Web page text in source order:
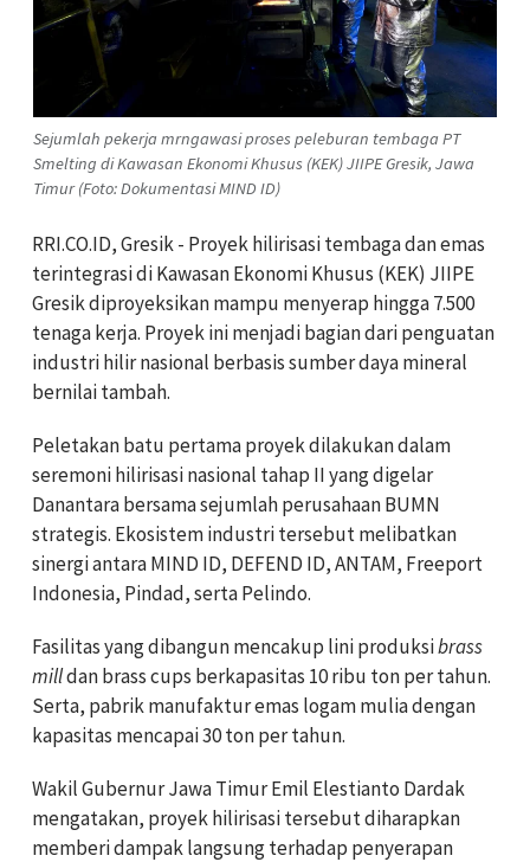
Sejumlah pekerja mrngawasi proses peleburan tembaga PT
Smelting di Kawasan Ekonomi Khusus (KEK) JIIPE Gresik, Jawa
Timur (Foto: Dokumentasi MIND ID)
RRI.CO.ID, Gresik - Proyek hilirisasi tembaga dan emas
terintegrasi di Kawasan Ekonomi Khusus (KEK) JIIPE
Gresik diproyeksikan mampu menyerap hingga 7.500
tenaga kerja. Proyek ini menjadi bagian dari penguatan
industri hilir nasional berbasis sumber daya mineral
bernilai tambah.
Peletakan batu pertama proyek dilakukan dalam
seremoni hilirisasi nasional tahap II yang digelar
Danantara bersama sejumlah perusahaan BUMN
strategis. Ekosistem industri tersebut melibatkan
sinergi antara MIND ID, DEFEND ID, ANTAM, Freeport
Indonesia, Pindad, serta Pelindo.
Fasilitas yang dibangun mencakup lini produksibrass
milldan brass cups berkapasitas 10 ribu ton per tahun.
Serta, pabrik manufaktur emas logam mulia dengan
kapasitas mencapai 30 ton per tahun.
Wakil Gubernur Jawa Timur Emil Elestianto Dardak
mengatakan, proyek hilirisasi tersebut diharapkan
memberi dampak langsung terhadap penyerapan